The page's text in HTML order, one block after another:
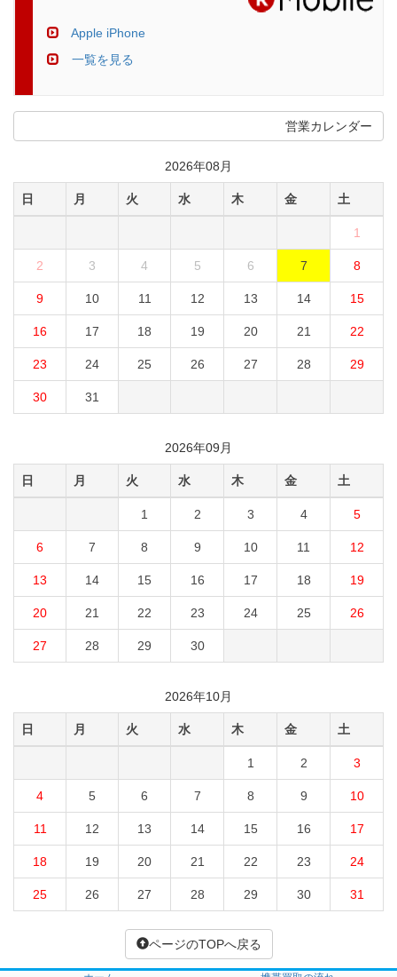
Apple iPhone
一覧を見る
営業カレンダー
2026年08月
日 月 火 水 木 金 土
1
2 3 4 5 6 7 8
9 10 11 12 13 14 15
16 17 18 19 20 21 22
23 24 25 26 27 28 29
30 31
2026年09月
日 月 火 水 木 金 土
1 2 3 4 5
6 7 8 9 10 11 12
13 14 15 16 17 18 19
20 21 22 23 24 25 26
27 28 29 30
2026年10月
日 月 火 水 木 金 土
1 2 3
4 5 6 7 8 9 10
11 12 13 14 15 16 17
18 19 20 21 22 23 24
25 26 27 28 29 30 31
ページのTOPへ戻る